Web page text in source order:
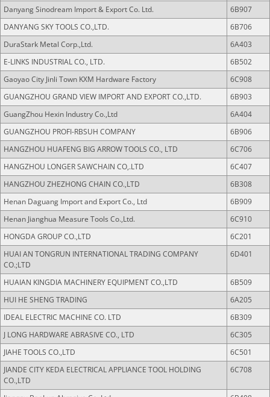
Danyang Sinodream Import & Export Co. Ltd.
6B907
DANYANG SKY TOOLS CO.,LTD.
6B706
DuraStark Metal Corp.,Ltd.
6A403
E-LINKS INDUSTRIAL CO., LTD.
6B502
Gaoyao City Jinli Town KXM Hardware Factory
6C908
GUANGZHOU GRAND VIEW IMPORT AND EXPORT CO.,LTD.
6B903
GuangZhou Hexin Industry Co.,Ltd
6A404
GUANGZHOU PROFI-RBSUH COMPANY
6B906
HANGZHOU HUAFENG BIG ARROW TOOLS CO., LTD
6C706
HANGZHOU LONGER SAWCHAIN CO,.LTD
6C407
HANGZHOU ZHEZHONG CHAIN CO.,LTD
6B308
Henan Daguang Import and Export Co., Ltd
6B909
Henan Jianghua Measure Tools Co.,Ltd.
6C910
HONGDA GROUP CO.,LTD
6C201
HUAI AN TONGRUN INTERNATIONAL TRADING COMPANY
CO.;LTD
6D401
HUAIAN KINGDIA MACHINERY EQUIPMENT CO.,LTD
6B509
HUI HE SHENG TRADING
6A205
IDEAL ELECTRIC MACHINE CO. LTD
6B309
J LONG HARDWARE ABRASIVE CO., LTD
6C305
JIAHE TOOLS CO.,LTD
6C501
JIANDE CITY KEDA ELECTRICAL APPLIANCE TOOL HOLDING
CO.,LTD
6C708